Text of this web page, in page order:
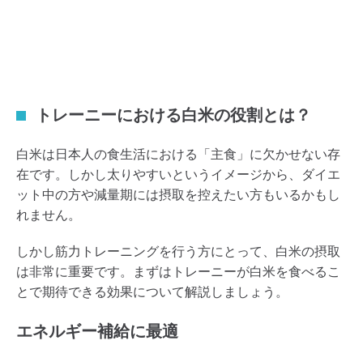
トレーニーにおける白米の役割とは？
白米は日本人の食生活における「主食」に欠かせない存
在です。しかし太りやすいというイメージから、ダイエ
ット中の方や減量期には摂取を控えたい方もいるかもし
れません。
しかし筋力トレーニングを行う方にとって、白米の摂取
は非常に重要です。まずはトレーニーが白米を食べるこ
とで期待できる効果について解説しましょう。
エネルギー補給に最適